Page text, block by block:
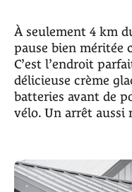
À seulement 4 km
pause bien méritée
C’est l’endroit
délicieuse crème
batteries avant de
vélo. Un arrêt aussi